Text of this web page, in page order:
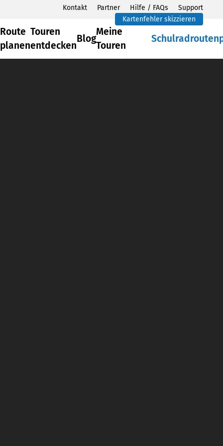
Kontakt Partner Hilfe / FAQs
Support
Kartenfehler skizzieren
Route
planen
Touren
entdecken
Blog
Meine
Touren